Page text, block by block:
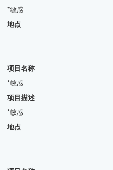
*敏感
地点
标
项目名称 项
*敏感 组织
项目描述
*敏感
地点
标